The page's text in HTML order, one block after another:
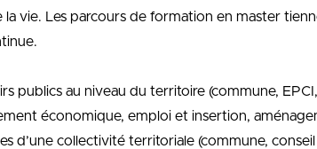
vie. Les parcours de formation en master
publics au niveau du territoire (commune,
économique, emploi et insertion,
d’une collectivité territoriale (commune,